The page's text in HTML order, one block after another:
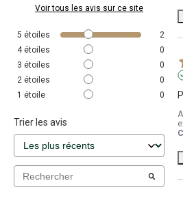
Voir tous les avis sur ce site
5 étoiles
2
4 étoiles
0
3 étoiles
0
2 étoiles
0
1 étoile 0
Trier les avis